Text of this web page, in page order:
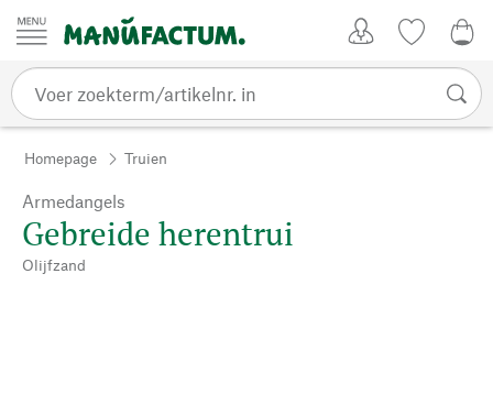
Passer au contenu
Homepage Truien
Armedangels
Gebreide herentrui
Olijfzand